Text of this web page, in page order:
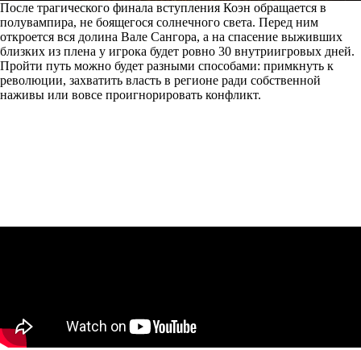
После трагического финала вступления Коэн обращается в
полувампира, не боящегося солнечного света. Перед ним
откроется вся долина Вале Сангора, а на спасение выживших
близких из плена у игрока будет ровно 30 внутриигровых дней.
Пройти путь можно будет разными способами: примкнуть к
революции, захватить власть в регионе ради собственной
наживы или вовсе проигнорировать конфликт.